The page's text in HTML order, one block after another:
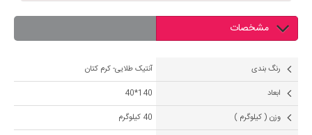
مشخصات
رنگ بندی
آنتیک طلایی- کرم کتان
ابعاد
140*40
وزن ( کیلوگرم )
40 کیلوگرم